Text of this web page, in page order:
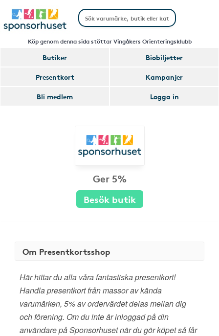
Köp genom denna sida stöttar Vingåkers Orienteringsklubb
Butiker
Biobiljetter
Presentkort
Kampanjer
Bli medlem
Logga in
Ger 5%
Besök butik
Om Presentkortsshop
Här hittar du alla våra fantastiska presentkort!
Handla presentkort från massor av kända
varumärken, 5% av ordervärdet delas mellan dig
och förening. Om du inte är inloggad på din
användare på Sponsorhuset när du gör köpet så får